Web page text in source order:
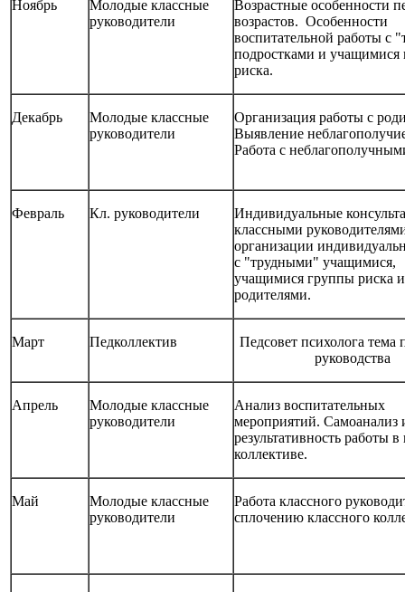
Ноябрь
Молодые классные
руководители
Возрастные особенности
возрастов. Особенности
воспитательной работы с
подростками и учащимися
риска.
Декабрь
Молодые классные
руководители
Организация работы с
Выявление
Работа с
Февраль Кл. руководители
Индивидуальные
классными
организации
с "трудными" учащимися,
учащимися группы риска
родителями.
Март Педколлектив
Педсовет психолога тема
руководства
Апрель
Молодые классные
руководители
Анализ воспитательных
мероприятий. Самоанализ
результативность работы
коллективе.
Май
Молодые классные
руководители
Работа классного
сплочению классного